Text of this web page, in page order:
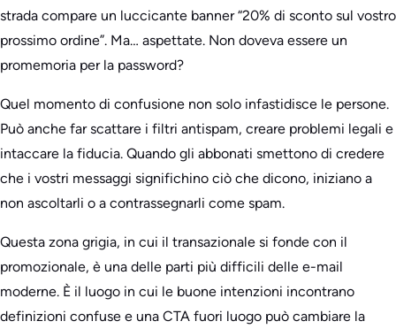
strada compare un luccicante banner “20% di sconto sul vostro
prossimo ordine”. Ma… aspettate. Non doveva essere un
promemoria per la password?
Quel momento di confusione non solo infastidisce le persone.
Può anche far scattare i filtri antispam, creare problemi legali e
intaccare la fiducia. Quando gli abbonati smettono di credere
che i vostri messaggi significhino ciò che dicono, iniziano a
non ascoltarli o a contrassegnarli come spam.
Questa zona grigia, in cui il transazionale si fonde con il
promozionale, è una delle parti più difficili delle e-mail
moderne. È il luogo in cui le buone intenzioni incontrano
definizioni confuse e una CTA fuori luogo può cambiare la